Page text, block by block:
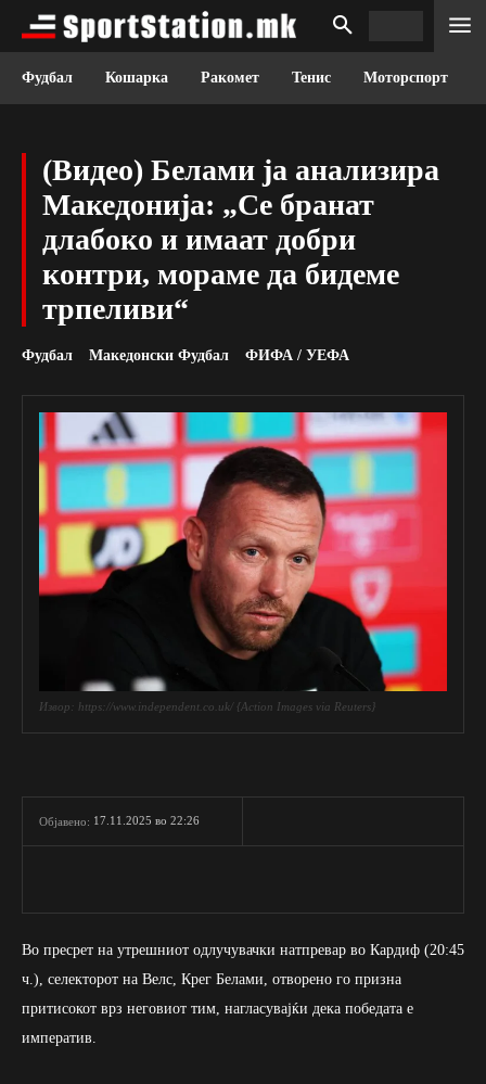
Фудбал Кошарка Ракомет Тенис Моторспорт
(Видео) Белами ја анализира
Македонија: „Се бранат
длабоко и имаат добри
контри, мораме да бидеме
трпеливи“
Фудбал Македонски Фудбал ФИФА / УЕФА
Извор: https://www.independent.co.uk/ {Action Images via Reuters}
Објавено: 17.11.2025 во 22:26
Во пресрет на утрешниот одлучувачки натпревар во Кардиф (20:45
ч.), селекторот на Велс, Крег Белами, отворено го призна
притисокот врз неговиот тим, нагласувајќи дека победата е
императив.